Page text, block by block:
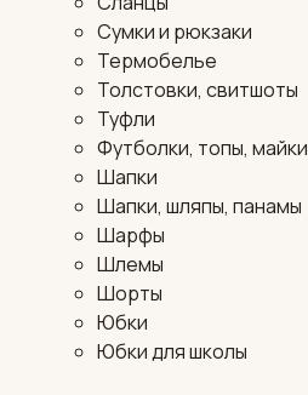
Сумки и рюкзаки
Термобелье
Толстовки, свитшоты
Туфли
Футболки, топы, майки
Шапки
Шапки, шляпы, панамы
Шарфы
Шлемы
Шорты
Юбки
Юбки для школы